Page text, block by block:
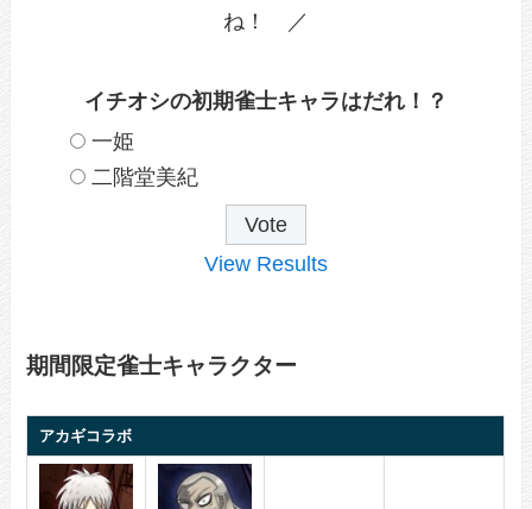
ね！ ／
イチオシの初期雀士キャラはだれ！？
一姫
二階堂美紀
View Results
期間限定雀士キャラクター
アカギコラボ